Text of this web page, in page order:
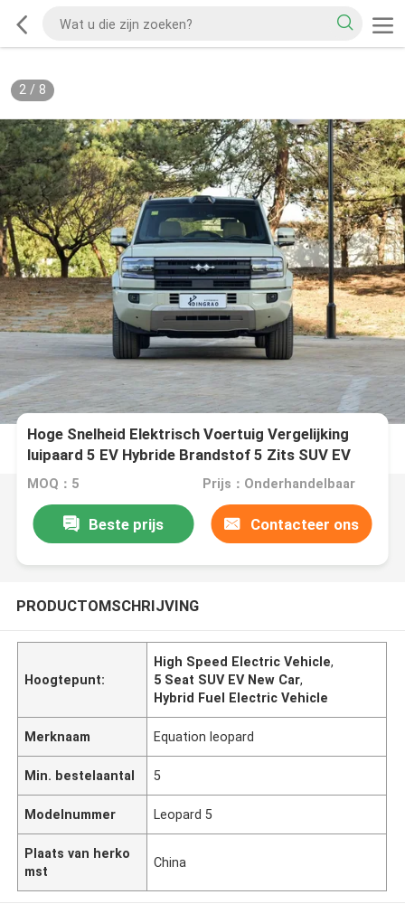
2/ 8
Hoge Snelheid Elektrisch Voertuig Vergelijking
luipaard 5 EV Hybride Brandstof 5 Zits SUV EV
Nieuwe Auto
MOQ：5 Prijs：Onderhandelbaar
Beste prijs Contacteer ons
PRODUCTOMSCHRIJVING
Hoogtepunt:
High Speed Electric Vehicle,
5 Seat SUV EV New Car,
Hybrid Fuel Electric Vehicle
Merknaam Equation leopard
Min. bestelaantal 5
Modelnummer Leopard 5
Plaats van herko
mst
China